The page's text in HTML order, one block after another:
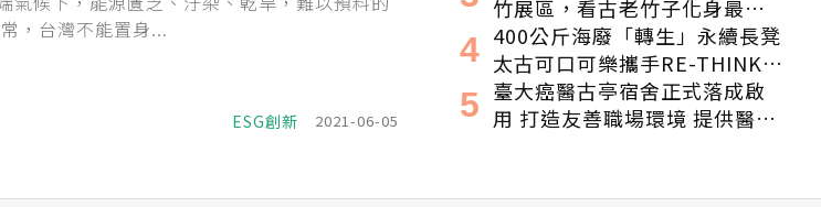
，台灣不能置身...
ESG創新 2021-06-05
竹展區，看古老竹子化身最潮
的未來空間
400公斤海廢「轉生」永續長凳
太古可口可樂攜手RE-THINK打
造「海洋垃園」特展
臺大癌醫古亭宿舍正式落成啟
用 打造友善職場環境 提供醫護